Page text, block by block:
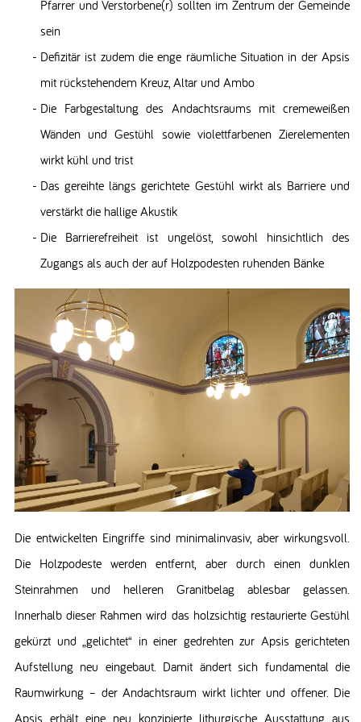
Pfarrer und Verstorbene(r) sollten im Zentrum der Gemeinde
sein
Defizitär ist zudem die enge räumliche Situation in der Apsis
mit rückstehendem Kreuz, Altar und Ambo
Die Farbgestaltung des Andachtsraums mit cremeweißen
Wänden und Gestühl sowie violettfarbenen Zierelementen
wirkt kühl und trist
Das gereihte längs gerichtete Gestühl wirkt als Barriere und
verstärkt die hallige Akustik
Die Barrierefreiheit ist ungelöst, sowohl hinsichtlich des
Zugangs als auch der auf Holzpodesten ruhenden Bänke
Die entwickelten Eingriffe sind minimalinvasiv, aber wirkungsvoll.
Die Holzpodeste werden entfernt, aber durch einen dunklen
Steinrahmen und helleren Granitbelag ablesbar gelassen.
Innerhalb dieser Rahmen wird das holzsichtig restaurierte Gestühl
gekürzt und „gelichtet“ in einer gedrehten zur Apsis gerichteten
Aufstellung neu eingebaut. Damit ändert sich fundamental die
Raumwirkung – der Andachtsraum wirkt lichter und offener. Die
Apsis erhält eine neu konzipierte lithurgische Ausstattung aus